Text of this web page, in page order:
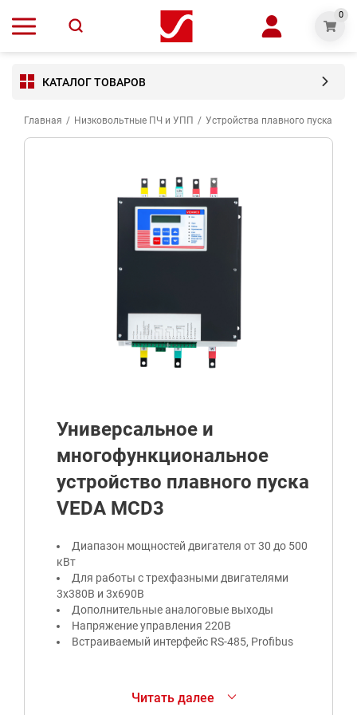
0
КАТАЛОГ ТОВАРОВ
Главная / Низковольтные ПЧ и УПП / Устройства плавного пуска
Универсальное и
многофункциональное
устройство плавного пуска
VEDA MCD3
Диапазон мощностей двигателя от 30 до 500
кВт
Для работы с трехфазными двигателями
3х380В и 3х690В
Дополнительные аналоговые выходы
Напряжение управления 220В
Встраиваемый интерфейс RS-485, Profibus
для плавного пуска, разгона и остановки
Читать далее